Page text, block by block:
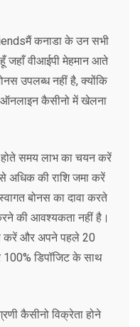
मैं कनाडा के उन सभी
जहाँ वीआईपी मेहमान आते
उपलब्ध नहीं है, क्योंकि
ऑनलाइन कैसीनो में खेलना
समय लाभ का चयन करें
की राशि जमा करें
बोनस का दावा करते
की आवश्यकता नहीं है।
करें और अपने पहले 20
डिपॉजिट के साथ
कैसीनो विक्रेता होने